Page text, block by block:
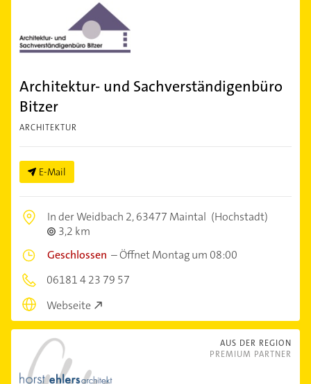
Architektur- und Sachverständigenbüro
Bitzer
ARCHITEKTUR
E-Mail
In der Weidbach 2,63477 Maintal (Hochstadt)
3,2 km
Geschlossen –Öffnet Montag um 08:00
06181 4 23 79 57
Webseite
AUS DER REGION
PREMIUM PARTNER